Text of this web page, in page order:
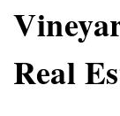
Real